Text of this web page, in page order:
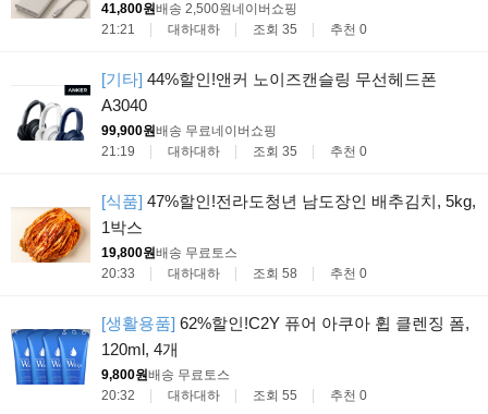
41,800원배송 2,500원네이버쇼핑
21:21
대하대하 조회 35 추천 0
[기타] 44%할인!앤커 노이즈캔슬링 무선헤드폰
A3040
99,900원배송 무료네이버쇼핑
21:19
대하대하 조회 35 추천 0
[식품] 47%할인!전라도청년 남도장인 배추김치, 5kg,
1박스
19,800원배송 무료토스
20:33
대하대하 조회 58 추천 0
[생활용품] 62%할인!C2Y 퓨어 아쿠아 휩 클렌징 폼,
120ml, 4개
9,800원배송 무료토스
20:32
대하대하 조회 55 추천 0